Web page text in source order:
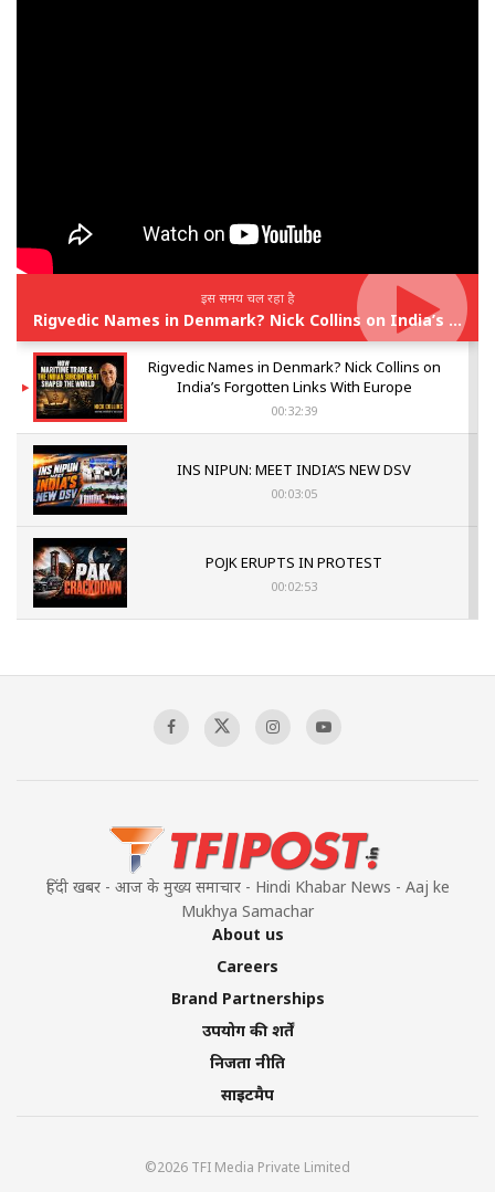
इस समय चल रहा है
Rigvedic Names in Denmark? Nick Collins on India’s Forgotten Links With Europe
Rigvedic Names in Denmark? Nick Collins on
India’s Forgotten Links With Europe
00:32:39
INS NIPUN: MEET INDIA’S NEW DSV
00:03:05
POJK ERUPTS IN PROTEST
00:02:53
Sagar
हिंदी खबर - आज के मुख्य समाचार - Hindi Khabar News - Aaj ke
Mukhya Samachar
About us
Careers
Brand Partnerships
उपयोग की शर्तें
निजता नीति
साइटमैप
©2026 TFI Media Private Limited